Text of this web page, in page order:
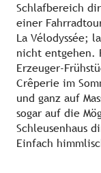
Schlafbereich
einer
La Vélodyssée;
nicht entgehen.
Erzeuger-
Crêperie im
und ganz auf
sogar auf die
Schleusenhaus
Einfach